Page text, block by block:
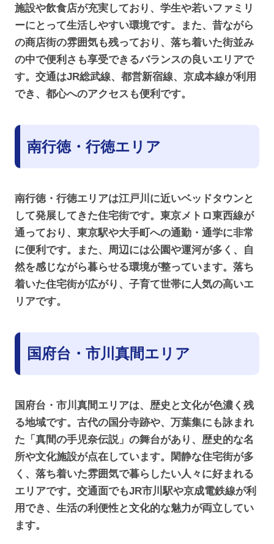
施設や飲食店が充実しており、学生や若いファミリ
ーにとって生活しやすい環境です。また、昔ながら
の商店街の雰囲気も残っており、落ち着いた街並み
の中で便利さも享受できるバランスの良いエリアで
す。交通はJR総武線、都営新宿線、京成本線が利用
でき、都心へのアクセスも便利です。
南行徳・行徳エリア
南行徳・行徳エリアは江戸川に近いベッドタウンと
して発展してきた住宅街です。東京メトロ東西線が
通っており、東京駅や大手町への通勤・通学に非常
に便利です。また、周辺には公園や運河が多く、自
然を感じながら暮らせる環境が整っています。落ち
着いた住宅街が広がり、子育て世帯に人気の高いエ
リアです。
国府台・市川真間エリア
国府台・市川真間エリアは、歴史と文化が色濃く残
る地域です。古代の国分寺跡や、万葉集にも詠まれ
た「真間の手児奈伝説」の舞台があり、歴史的な名
所や文化施設が点在しています。閑静な住宅街が多
く、落ち着いた雰囲気で暮らしたい人々に好まれる
エリアです。交通面でもJR市川駅や京成電鉄線が利
用でき、生活の利便性と文化的な魅力が両立してい
ます。